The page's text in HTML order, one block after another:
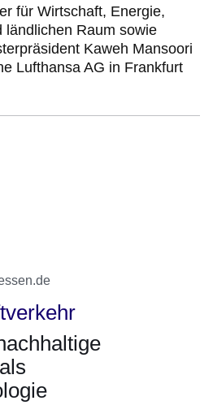
für Wirtschaft, Energie,
ländlichen Raum sowie
Kaweh Mansoori
Lufthansa AG in Frankfurt